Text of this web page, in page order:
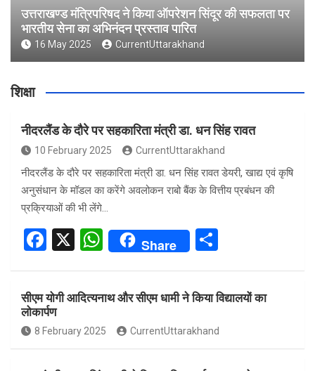
उत्तराखण्ड मंत्रिपरिषद ने किया ऑपरेशन सिंदूर की सफलता पर
भारतीय सेना का अभिनंदन प्रस्ताव पारित
16 May 2025 CurrentUttarakhand
शिक्षा
नीदरलैंड के दौरे पर सहकारिता मंत्री डा. धन सिंह रावत
10 February 2025 CurrentUttarakhand
नीदरलैंड के दौरे पर सहकारिता मंत्री डा. धन सिंह रावत डेयरी, खाद्य एवं कृषि
अनुसंधान के मॉडल का करेंगे अवलोकन राबो बैंक के वित्तीय प्रबंधन की
प्रक्रियाओं की भी लेंगे…
F
ce
b
o
o
X
W
s
A
p
Share
ar
e
सीएम योगी आदित्यनाथ और सीएम धामी ने किया विद्यालयों का
लोकार्पण
8 February 2025 CurrentUttarakhand